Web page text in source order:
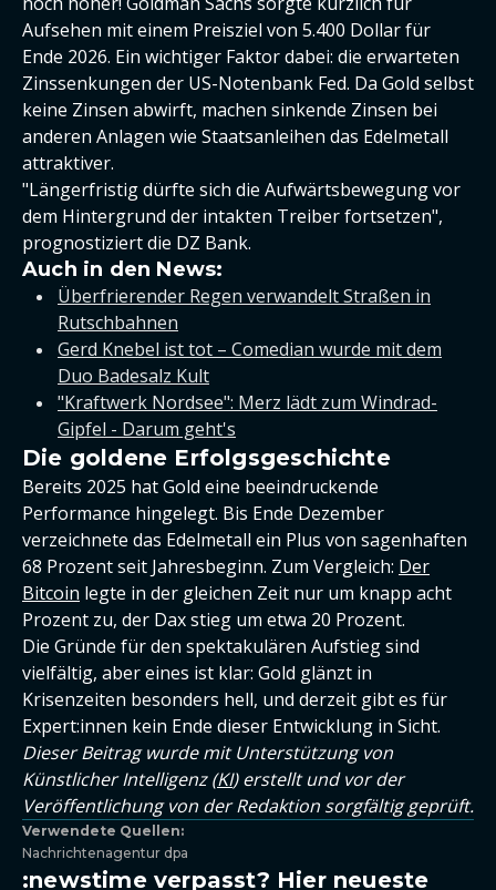
Aufsehen mit einem Preisziel von 5.400 Dollar für
Ende 2026. Ein wichtiger Faktor dabei: die erwarteten
Zinssenkungen der US-Notenbank Fed. Da Gold selbst
keine Zinsen abwirft, machen sinkende Zinsen bei
anderen Anlagen wie Staatsanleihen das Edelmetall
attraktiver.
"Längerfristig dürfte sich die Aufwärtsbewegung vor
dem Hintergrund der intakten Treiber fortsetzen",
prognostiziert die DZ Bank.
Auch in den News:
Überfrierender Regen verwandelt Straßen in
Rutschbahnen
Gerd Knebel ist tot – Comedian wurde mit dem
Duo Badesalz Kult
"Kraftwerk Nordsee": Merz lädt zum Windrad-
Gipfel - Darum geht's
Die goldene Erfolgsgeschichte
Bereits 2025 hat Gold eine beeindruckende
Performance hingelegt. Bis Ende Dezember
verzeichnete das Edelmetall ein Plus von sagenhaften
68 Prozent seit Jahresbeginn. Zum Vergleich: Der
Bitcoin legte in der gleichen Zeit nur um knapp acht
Prozent zu, der Dax stieg um etwa 20 Prozent.
Die Gründe für den spektakulären Aufstieg sind
vielfältig, aber eines ist klar: Gold glänzt in
Krisenzeiten besonders hell, und derzeit gibt es für
Expert:innen kein Ende dieser Entwicklung in Sicht.
Dieser Beitrag wurde mit Unterstützung von
Künstlicher Intelligenz (KI) erstellt und vor der
Veröffentlichung von der Redaktion sorgfältig geprüft.
Verwendete Quellen:
Nachrichtenagentur dpa
:newstime verpasst? Hier neueste